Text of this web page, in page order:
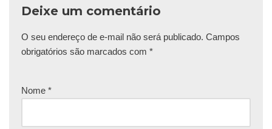
Deixe um comentário
O seu endereço de e-mail não será publicado. Campos
obrigatórios são marcados com *
Nome *